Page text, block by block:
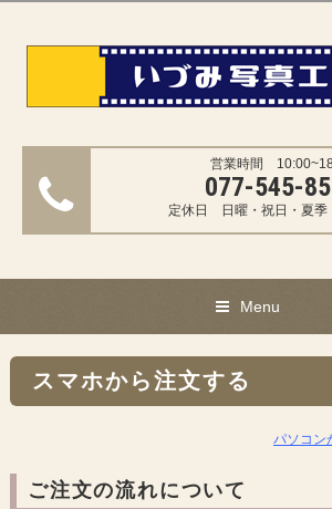
営業時間
077-545-
定休日 日曜・祝日・夏季
Menu
スマホから注文する
パソコン
ご注文の流れについて